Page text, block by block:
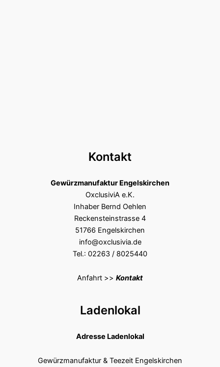
Kontakt
Gewürzmanufaktur Engelskirchen
OxclusiviA e.K.
Inhaber Bernd Oehlen
Reckensteinstrasse 4
51766 Engelskirchen
info@oxclusivia.de
Tel.: 02263 / 8025440
Anfahrt >> Kontakt
Ladenlokal
Adresse Ladenlokal
Gewürzmanufaktur & Teezeit Engelskirchen